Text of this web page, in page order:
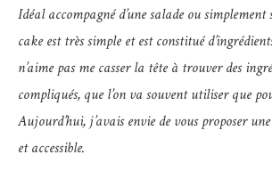
Idéal accompagné d’une salade ou
cake est très simple et est constitué
n’aime pas me casser la tête à trouver des
compliqués, que l’on va souvent utiliser que
Aujourd’hui, j’avais envie de vous proposer
et accessible.